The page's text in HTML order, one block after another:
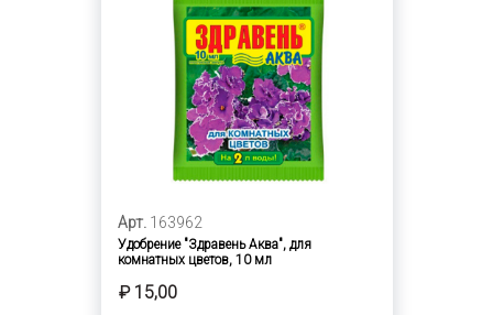
Арт. 163962
Удобрение "Здравень Аква", для
комнатных цветов, 10 мл
₽ 15,00